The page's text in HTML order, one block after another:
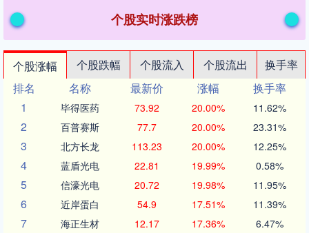
个股实时涨跌榜
个股涨幅 个股跌幅 个股流入 个股流出
换手率
排名
名称 最新价 涨幅
换手率
1
毕得医药 73.92 20.00% 11.62%
2 百普赛斯 77.7 20.00% 23.31%
3 北方长龙 113.23 20.00% 12.25%
4 蓝盾光电 22.81 19.99% 0.58%
5 信濠光电 20.72 19.98% 11.95%
6 近岸蛋白 54.9 17.51% 11.39%
7 海正生材 12.17 17.36% 6.47%